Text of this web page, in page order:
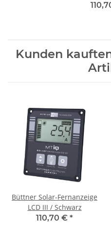
Kunden
Büttner Solar-Fernanzeige
LCD III / Schwarz
110,70 € *